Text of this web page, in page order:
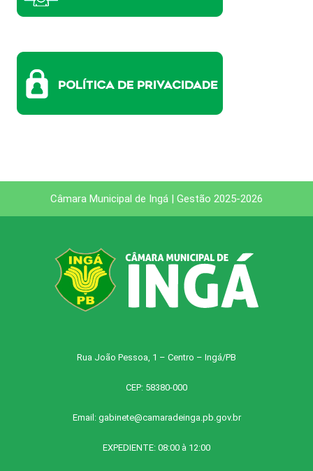
Câmara Municipal de Ingá | Gestão 2025-2026
Rua João Pessoa, 1 – Centro – Ingá/PB
CEP: 58380-000
Email: gabinete@camaradeinga.pb.gov.br
EXPEDIENTE: 08:00 à 12:00